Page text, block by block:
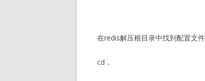
在redis解压根目录中找到配置文
cd ..